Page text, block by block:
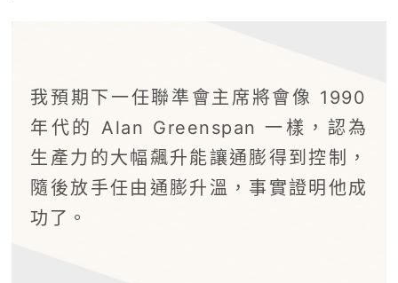
我預期下一任聯準會主席將會像 1990
年代的 Alan Greenspan 一樣，認為
生產力的大幅飆升能讓通膨得到控制，
隨後放手任由通膨升溫，事實證明他成
功了。